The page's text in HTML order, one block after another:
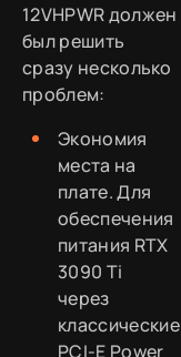
12VHPWR должен
был решить
сразу несколько
проблем:
Экономия
места на
плате. Для
обеспечения
питания RTX
3090 Ti
через
классические
PCI-E Power